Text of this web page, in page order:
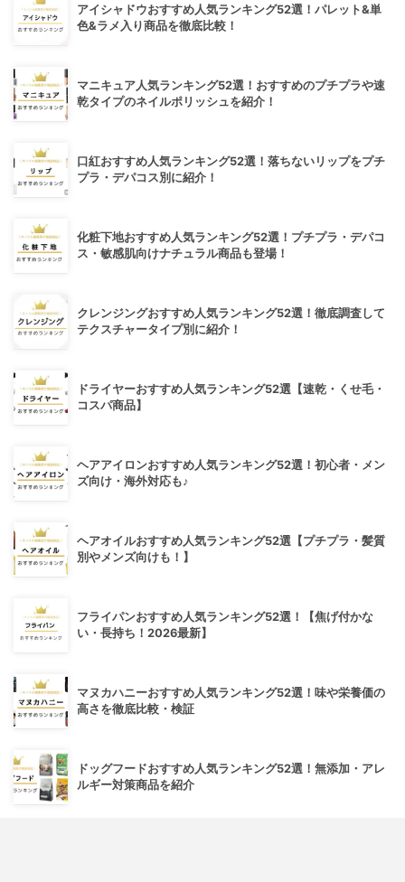
アイシャドウおすすめ人気ランキング52選！パレット&単
色&ラメ入り商品を徹底比較！
マニキュア人気ランキング52選！おすすめのプチプラや速
乾タイプのネイルポリッシュを紹介！
口紅おすすめ人気ランキング52選！落ちないリップをプチ
プラ・デパコス別に紹介！
化粧下地おすすめ人気ランキング52選！プチプラ・デパコ
ス・敏感肌向けナチュラル商品も登場！
クレンジングおすすめ人気ランキング52選！徹底調査して
テクスチャータイプ別に紹介！
ドライヤーおすすめ人気ランキング52選【速乾・くせ毛・
コスパ商品】
ヘアアイロンおすすめ人気ランキング52選！初心者・メン
ズ向け・海外対応も♪
ヘアオイルおすすめ人気ランキング52選【プチプラ・髪質
別やメンズ向けも！】
フライパンおすすめ人気ランキング52選！【焦げ付かな
い・長持ち！2026最新】
マヌカハニーおすすめ人気ランキング52選！味や栄養価の
高さを徹底比較・検証
ドッグフードおすすめ人気ランキング52選！無添加・アレ
ルギー対策商品を紹介